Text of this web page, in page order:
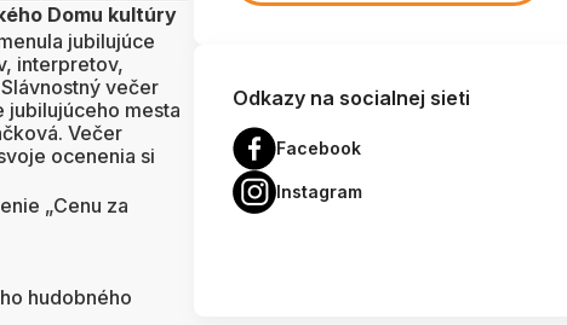
Domu kultúry
jubilujúce
interpretov,
večer
jubilujúceho mesta
Večer
ocenenia si
„Cenu za
hudobného
Odkazy na socialnej sieti
Facebook
Instagram